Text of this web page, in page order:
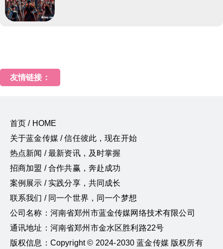
友情链接：
首页 / HOME
关于蓝金传媒 / 信任彼此，现在开始
热点新闻 / 最新资讯，及时掌握
招商加盟 / 合作共赢，奔赴成功
案例展示 / 实践分享，共同成长
联系我们 / 同一个世界，同一个梦想
公司名称：河南省郑州市蓝金传媒网络技术有限公司
通讯地址：河南省郑州市金水区胜利路22号
版权信息：Copyright © 2024-2030 蓝金传媒 版权所有